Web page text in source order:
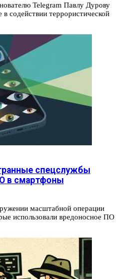
Telegram Павлу Дурову
содействии террористической
спецслужбы
в смартфоны
масштабной операции
использовали вредоносное ПО